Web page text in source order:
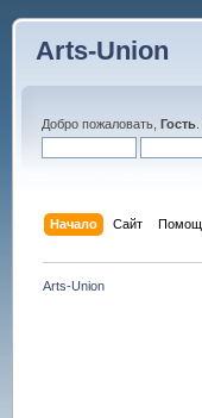
Arts-Union
Добро пожаловать, Гость.
Начало Сайт
Arts-Union